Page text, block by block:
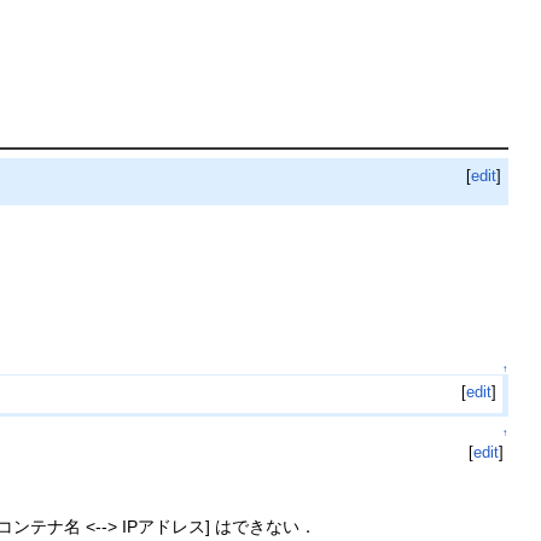
[edit]
↑
[edit]
↑
[edit]
テナ名 <--> IPアドレス] はできない．